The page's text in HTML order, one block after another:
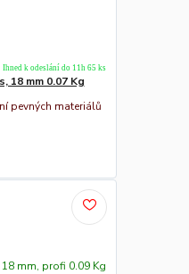
18 mm 0.07 Kg
pevných materiálů
Ihned k odeslání do 11h 65 ks